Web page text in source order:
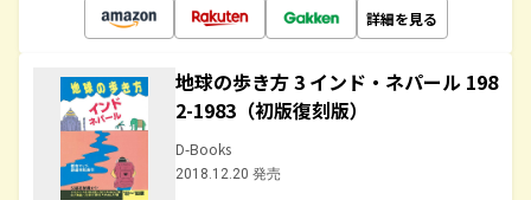
詳細を見る
地球の歩き方 3 インド・ネパール 198
2-1983（初版復刻版）
D-Books
2018.12.20 発売